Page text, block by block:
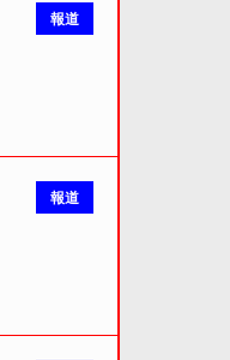
報道
報道